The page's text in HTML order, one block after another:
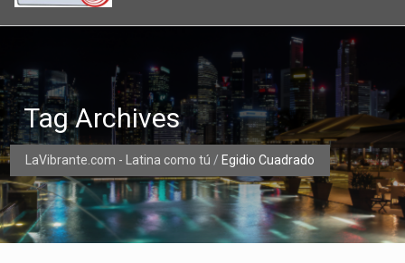
LaVibrante.com - Latina como tú / Egidio Cuadrado
Tag Archives